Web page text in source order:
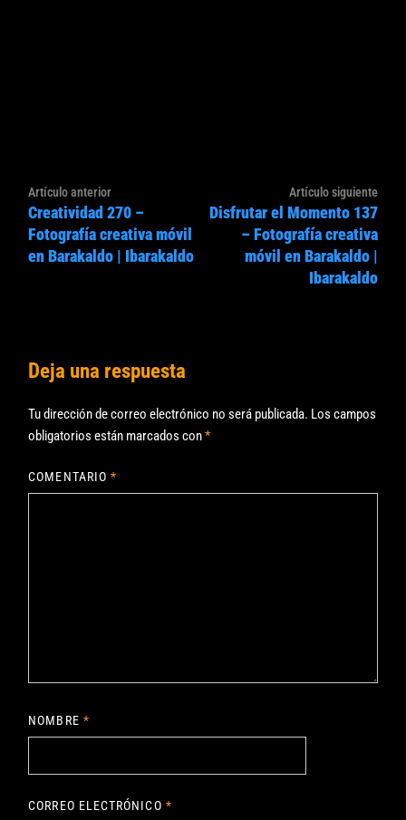
Navegación
de
entradas
Artículo anteriorArtículo
anterior:
Creatividad 270 –
Fotografía creativa móvil
en Barakaldo | Ibarakaldo
Artículo siguiente
Disfrutar el Momento 137
– Fotografía creativa
móvil en Barakaldo |
Ibarakaldo
Deja una respuesta
Tu dirección de correo electrónico no será publicada. Los campos
obligatorios están marcados con*
COMENTARIO*
NOMBRE *
CORREO ELECTRÓNICO *